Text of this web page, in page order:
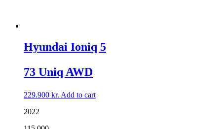
Hyundai Ioniq 5
73 Uniq AWD
229.900 kr. Add to cart
2022